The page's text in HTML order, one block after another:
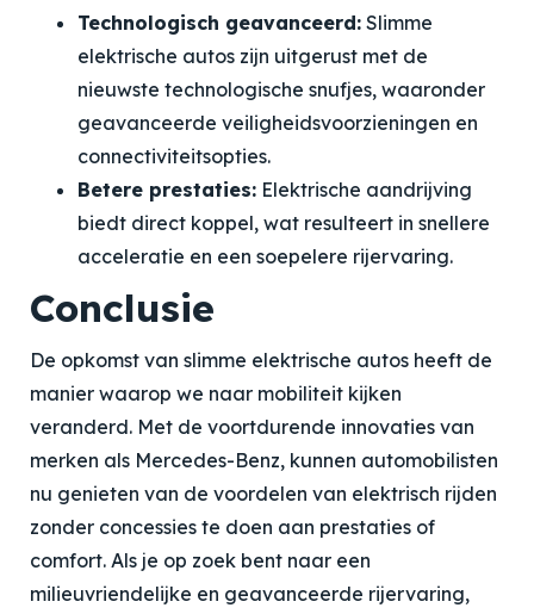
Technologisch geavanceerd: Slimme
elektrische autos zijn uitgerust met de
nieuwste technologische snufjes, waaronder
geavanceerde veiligheidsvoorzieningen en
connectiviteitsopties.
Betere prestaties: Elektrische aandrijving
biedt direct koppel, wat resulteert in snellere
acceleratie en een soepelere rijervaring.
Conclusie
De opkomst van slimme elektrische autos heeft de
manier waarop we naar mobiliteit kijken
veranderd. Met de voortdurende innovaties van
merken als Mercedes-Benz, kunnen automobilisten
nu genieten van de voordelen van elektrisch rijden
zonder concessies te doen aan prestaties of
comfort. Als je op zoek bent naar een
milieuvriendelijke en geavanceerde rijervaring,